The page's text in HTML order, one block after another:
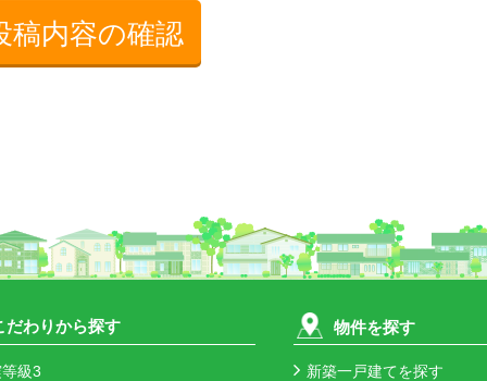
稿内容の確認
だわりから探す
級3
物件を探す
新築一戸建てを探す